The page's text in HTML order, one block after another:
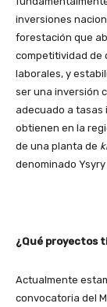
inversiones
forestación que
competitividad de
laborales, y
ser una inversión
adecuado a tasas
obtienen en la
de una planta de
denominado Ysyry
¿Qué proyectos
Actualmente
convocatoria del